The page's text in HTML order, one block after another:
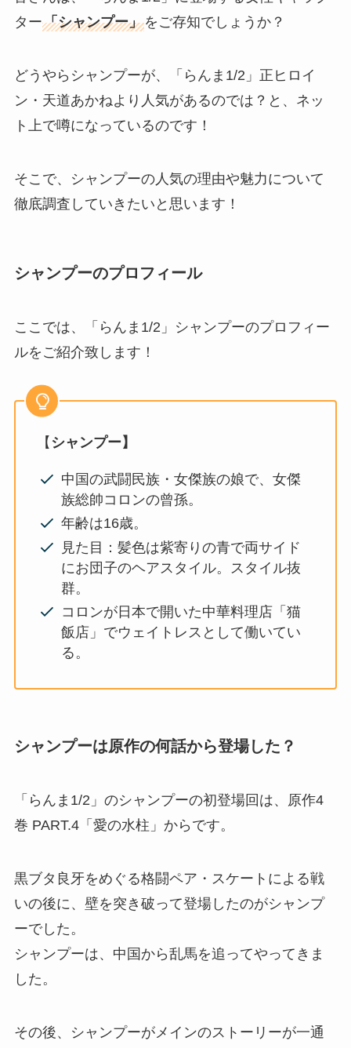
ター「シャンプー」をご存知でしょうか？
どうやらシャンプーが、「らんま1/2」正ヒロイ
ン・天道あかねより人気があるのでは？と、ネッ
ト上で噂になっているのです！
そこで、シャンプーの人気の理由や魅力について
徹底調査していきたいと思います！
シャンプーのプロフィール
ここでは、「らんま1/2」シャンプーのプロフィー
ルをご紹介致します！
【 シャンプー】
中国の武闘民族・女傑族の娘で、女傑
族総帥コロンの曾孫。
年齢は16歳。
見た目：髪色は紫寄りの青で両サイド
にお団子のヘアスタイル。スタイル抜
群。
コロンが日本で開いた中華料理店「猫
飯店」でウェイトレスとして働いてい
る。
シャンプーは原作の何話から登場した？
「らんま1/2」のシャンプーの初登場回は、原作4
巻 PART.4「愛の水柱」からです。
黒ブタ良牙をめぐる格闘ペア・スケートによる戦
いの後に、壁を突き破って登場したのがシャンプ
ーでした。
シャンプーは、中国から乱馬を追ってやってきま
した。
その後、シャンプーがメインのストーリーが一通